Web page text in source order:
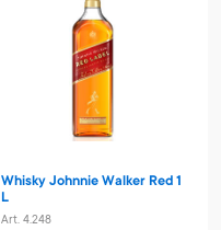
Whisky Johnnie Walker Red 1
L
Art. 4.248